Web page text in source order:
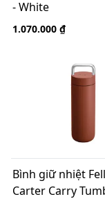
- White
1.070.000 ₫
Bình giữ nhiệt
Carter Carry